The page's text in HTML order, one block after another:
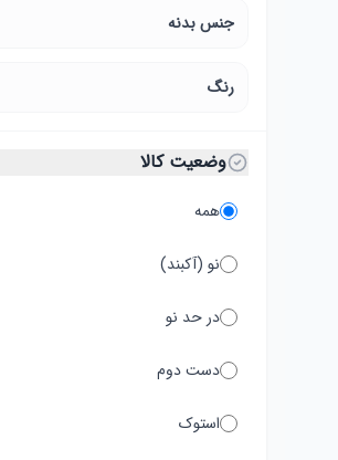
جنس بدنه
رنگ
وضعیت کالا
همه
نو (آکبند)
در حد نو
دست دوم
استوک